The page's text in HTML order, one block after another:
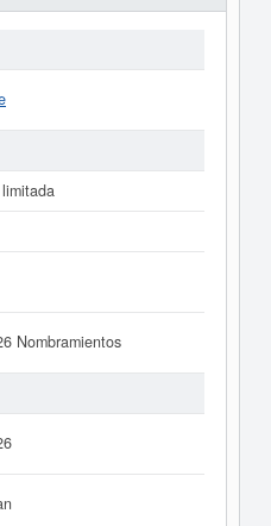
Nombramientos